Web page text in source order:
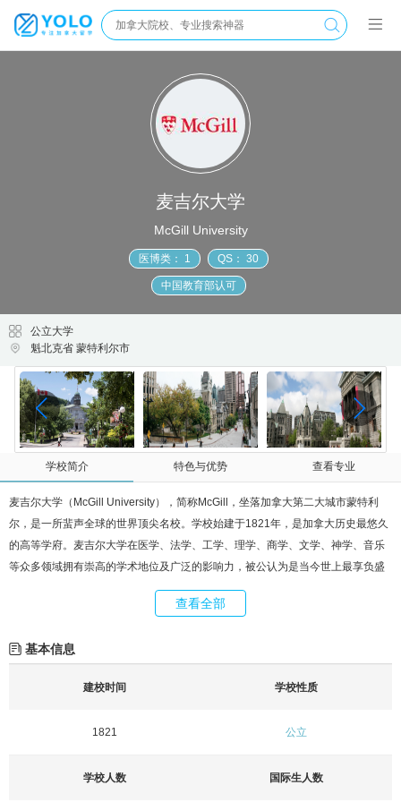
麦吉尔大学
McGill University
医博类： 1 QS： 30
中国教育部认可
公立大学
魁北克省 蒙特利尔市
学校简介 特色与优势 查看专业
麦吉尔大学（McGill University），简称McGill，坐落加拿大第二大城市蒙特利
尔，是一所蜚声全球的世界顶尖名校。学校始建于1821年，是加拿大历史最悠久
的高等学府。麦吉尔大学在医学、法学、工学、理学、商学、文学、神学、音乐
等众多领域拥有崇高的学术地位及广泛的影响力，被公认为是当今世上最享负盛
名的学府之一，百年来一直在国际上极富盛誉，鼎盛时期与哈佛大学双足鼎力，
其教学及研究水准享誉世界，故有“加拿大哈佛”之称。麦吉尔大学在加拿大人心中
排名第一的医学博士类大学。麦吉尔大学以极高的学生质量和严谨的学风着称，
之最。她孕育了加拿大最伟大的思想家和科学家，培育了加拿大最多的诺贝尔奖
之一。值得一提的是，麦吉尔大学还是篮球运动发明者，篮球之父的母校。麦吉
是在麦吉尔大学和哈佛大学之间展开的。此外，麦吉尔大学及其校友还协助了包
查看全部
基本信息
建校时间
1821
学校性质
公立
学校人数 国际生人数